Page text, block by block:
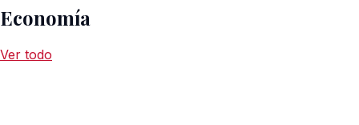
Economía
Ver todo